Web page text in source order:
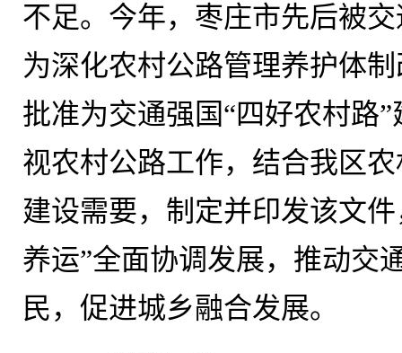
不足。今年，枣庄市先后被
为深化农村公路管理养护体
批准为交通强国“四好农村路
视农村公路工作，结合我区
建设需要，制定并印发该文
养运”全面协调发展，推动交
民，促进城乡融合发展。